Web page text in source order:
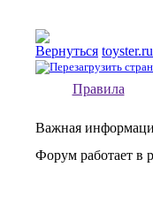
Правила
Важная
Форум работает в